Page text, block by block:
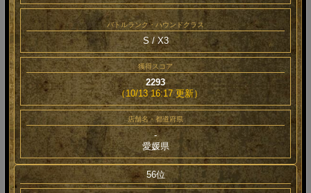
バトルランク・ハウンドクラス
S / Χ3
獲得スコア
2293
（10/13 16:17 更新）
店舗名・都道府県
-
愛媛県
56位